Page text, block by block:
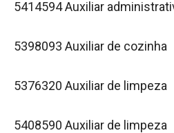
5414594 Auxiliar
5398093 Auxiliar de cozinha
5376320 Auxiliar de limpeza
5408590 Auxiliar de limpeza